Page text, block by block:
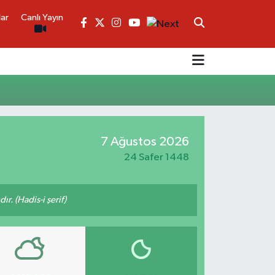
Canlı Yayın
7 Ağustos 2026
24 Safer 1448
(Hadis-i şerif)